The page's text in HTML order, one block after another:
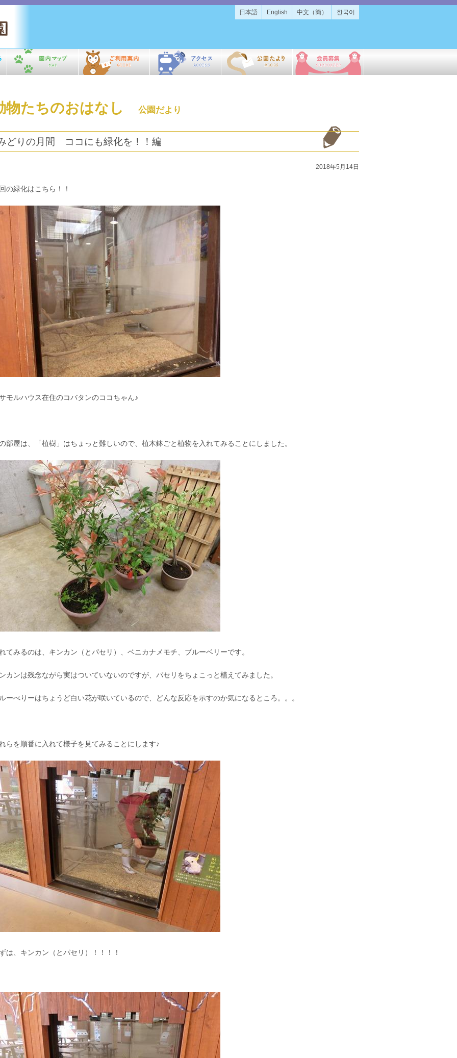
日本語 English 中文（簡） 한국어
物たちのおはなし 公園だより
どりの月間 ココにも緑化を！！編
2018年5月14日
の緑化はこちら！！
モルハウス在住のコバタンのココちゃん♪
部屋は、「植樹」はちょっと難しいので、植木鉢ごと植物を入れてみることにしました。
てみるのは、キンカン（とパセリ）、ベニカナメモチ、ブルーベリーです。
カンは残念ながら実はついていないのですが、パセリをちょこっと植えてみました。
ーべりーはちょうど白い花が咲いているので、どんな反応を示すのか気になるところ。。。
らを順番に入れて様子を見てみることにします♪
は、キンカン（とパセリ）！！！！